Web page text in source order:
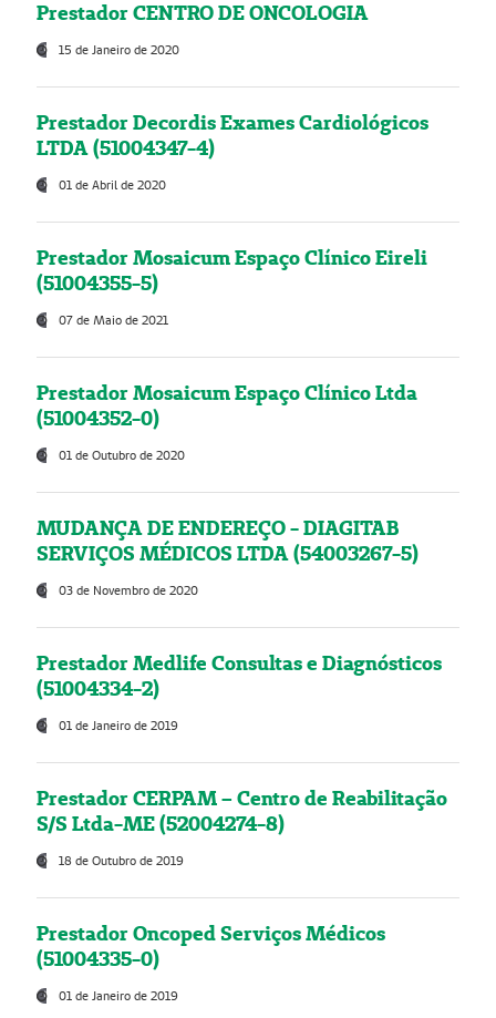
Prestador CENTRO DE ONCOLOGIA
15 de Janeiro de 2020
Prestador Decordis Exames Cardiológicos
LTDA (51004347-4)
01 de Abril de 2020
Prestador Mosaicum Espaço Clínico Eireli
(51004355-5)
07 de Maio de 2021
Prestador Mosaicum Espaço Clínico Ltda
(51004352-0)
01 de Outubro de 2020
MUDANÇA DE ENDEREÇO - DIAGITAB
SERVIÇOS MÉDICOS LTDA (54003267-5)
03 de Novembro de 2020
Prestador Medlife Consultas e Diagnósticos
(51004334-2)
01 de Janeiro de 2019
Prestador CERPAM – Centro de Reabilitação
S/S Ltda-ME (52004274-8)
18 de Outubro de 2019
Prestador Oncoped Serviços Médicos
(51004335-0)
01 de Janeiro de 2019